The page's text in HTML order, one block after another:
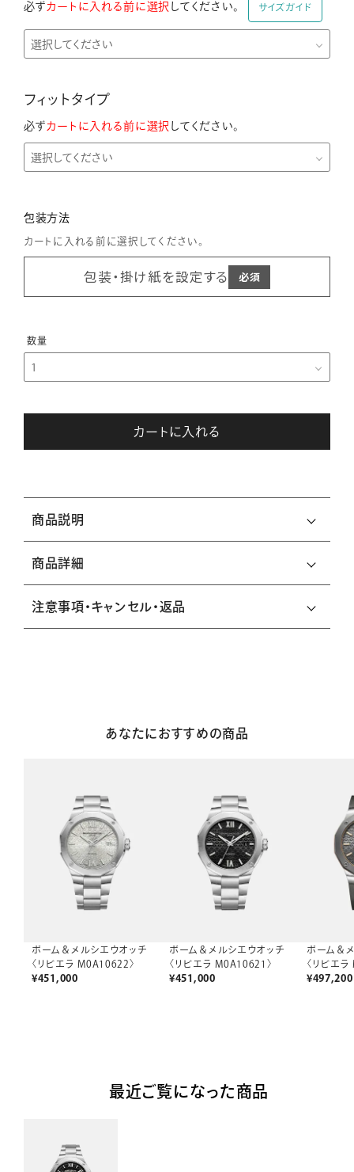
必ず カートに入れる前に選択 してください。 サイズガイド
フィットタイプ
必ず カートに入れる前に選択 してください。
包装方法
カートに入れる前に選択してください。
包装・掛け紙を設定する
カートに入れる
商品説明
商品詳細
注意事項・キャンセル・返品
あなたにおすすめの商品
ボーム＆メルシエウオッチ
〈リビエラ M0A10622〉
¥451,000
ボーム＆メルシエウオッチ
〈リビエラ M0A10621〉
¥451,000
ボーム＆
〈リビエ
¥497,200
最近ご覧になった商品